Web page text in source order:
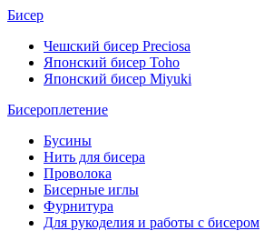
Бисер
Чешский бисер Preciosa
Японский бисер Toho
Японский бисер Miyuki
Бисероплетение
Бусины
Нить для бисера
Проволока
Бисерные иглы
Фурнитура
Для рукоделия и работы с бисером